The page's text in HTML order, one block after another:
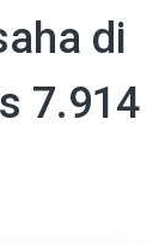
di
7.914